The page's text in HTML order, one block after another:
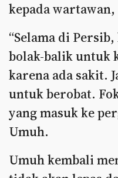
kepada wartawan,
“Selama di
bolak-balik untuk
karena ada sakit.
untuk berobat.
yang masuk ke
Umuh.
Umuh kembali